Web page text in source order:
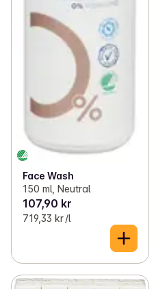
Face Wash
150 ml, Neutral
107,90 kr
719,33 kr /l